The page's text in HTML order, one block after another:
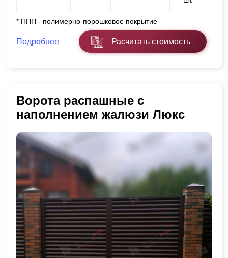
* ППП - полимерно-порошковое покрытие
Подробнее Расчитать стоимость
Ворота распашные с
наполнением жалюзи Люкс